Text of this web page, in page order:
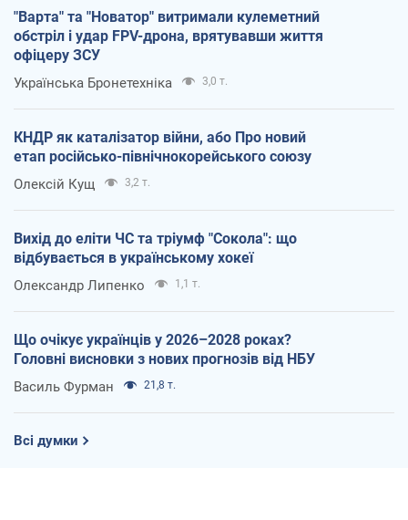
"Варта" та "Новатор" витримали кулеметний
обстріл і удар FPV-дрона, врятувавши життя
офіцеру ЗСУ
Українська Бронетехніка 3,0 т.
КНДР як каталізатор війни, або Про новий
етап російсько-північнокорейського союзу
Олексій Кущ 3,2 т.
Вихід до еліти ЧС та тріумф "Сокола": що
відбувається в українському хокеї
Олександр Липенко 1,1 т.
Що очікує українців у 2026–2028 роках?
Головні висновки з нових прогнозів від НБУ
Василь Фурман 21,8 т.
Всі думки